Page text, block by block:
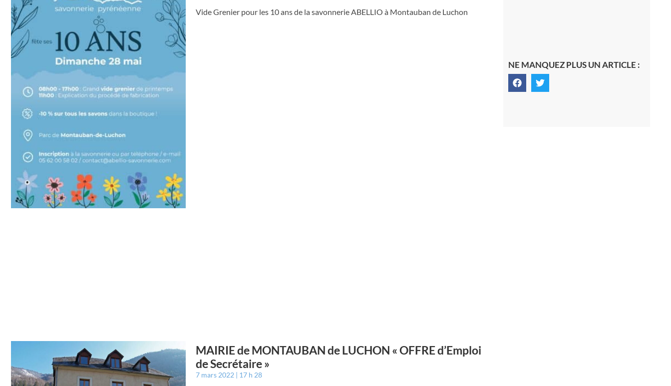
Vide Grenier pour les 10 ans de la savonnerie ABELLIO à Montauban de Luchon
MAIRIE de MONTAUBAN de LUCHON « OFFRE d’Emploi
de Secrétaire »
7 mars 2022 17 h 28
NE MANQUEZ PLUS UN ARTICLE :